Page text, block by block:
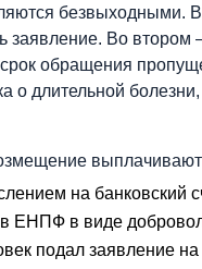
безвыходными.
заявление. Во
обращения
о длительной
на банковский
ЕНПФ в виде
подал заявление